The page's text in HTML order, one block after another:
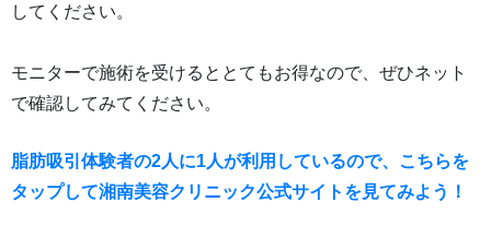
してください。
モニターで施術を受けるととてもお得なので、ぜひネット
で確認してみてください。
脂肪吸引体験者の2人に1人が利用しているので、こちらを
タップして湘南美容クリニック公式サイトを見てみよう！